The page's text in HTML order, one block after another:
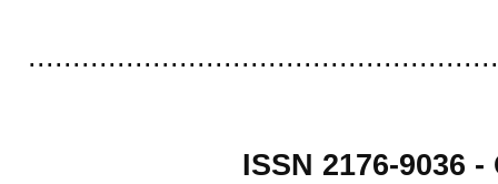
ISSN 2176-9036